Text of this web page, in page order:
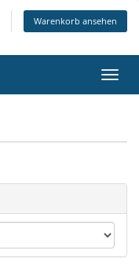
Warenkorb ansehen
ein-/